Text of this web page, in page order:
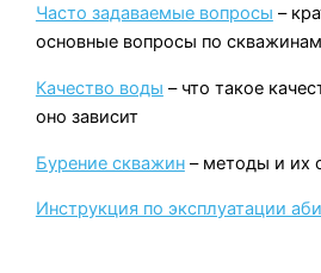
Часто задаваемые вопросы –
основные вопросы по скважинам
Качество воды – что такое
оно зависит
Бурение скважин– методы и их
Инструкция по эксплуатации